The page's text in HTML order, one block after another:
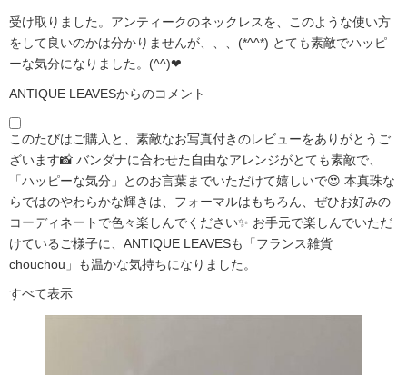
受け取りました。アンティークのネックレスを、このような使い方
をして良いのかは分かりませんが、、、(*^^*) とても素敵でハッピ
ーな気分になりました。(^^)❤
ANTIQUE LEAVESからのコメント
このたびはご購入と、素敵なお写真付きのレビューをありがとうご
ざいます📸 バンダナに合わせた自由なアレンジがとても素敵で、
「ハッピーな気分」とのお言葉までいただけて嬉しいで😍 本真珠な
らではのやわらかな輝きは、フォーマルはもちろん、ぜひお好みの
コーディネートで色々楽しんでください✨ お手元で楽しんでいただ
けているご様子に、ANTIQUE LEAVESも「フランス雑貨
chouchou」も温かな気持ちになりました。
すべて表示